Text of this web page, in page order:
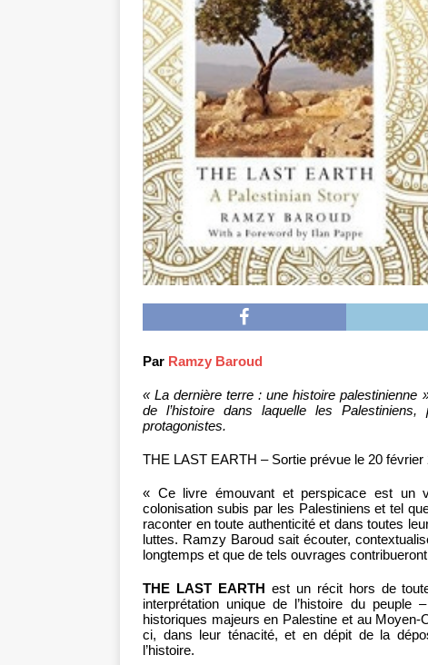
Par Ramzy Baroud
« La dernière terre : une histoire palestinienne
de l’histoire dans laquelle les
protagonistes.
THE LAST EARTH – Sortie prévue le 20 février
« Ce livre émouvant et perspicace est un
colonisation subis par les Palestiniens et tel
raconter en toute authenticité et dans toutes
luttes. Ramzy Baroud sait écouter,
longtemps et que de tels ouvrages
THE LAST EARTH est un récit hors de
interprétation unique de l’histoire du
historiques majeurs en Palestine et au
ci, dans leur ténacité, et en dépit de la
l’histoire.